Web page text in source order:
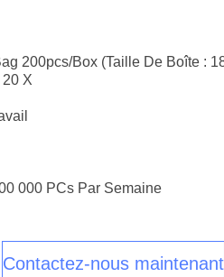
200pcs/box (taille De Boîte :
X
000 PCs Par Semaine
Contactez-nous maintenant